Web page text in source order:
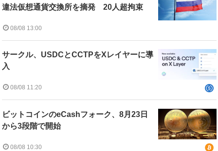
違法仮想通貨交換所を摘発 20人超拘束
08/08 13:00
サークル、USDCとCCTPをXレイヤーに導
入
08/08 11:20
ビットコインのeCashフォーク、8月23日
から3段階で開始
08/08 10:30